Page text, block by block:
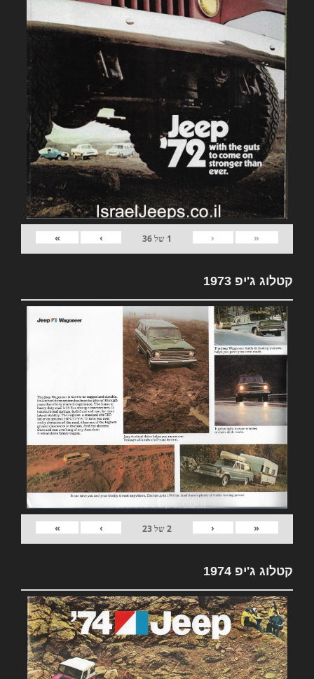
«
‹
1 של36
›
»
קטלוג ג'יפ 1973
«
‹
2של23
›
»
קטלוג ג'יפ 1974